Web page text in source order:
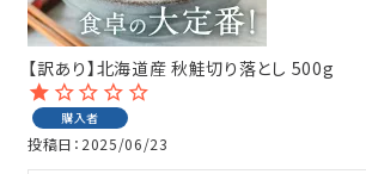
【訳あり】北海道産 秋鮭切り落とし 500g
購入者
投稿日 2025/06/23